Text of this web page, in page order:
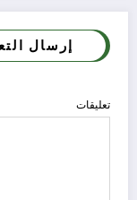
إرسال
تعليقات